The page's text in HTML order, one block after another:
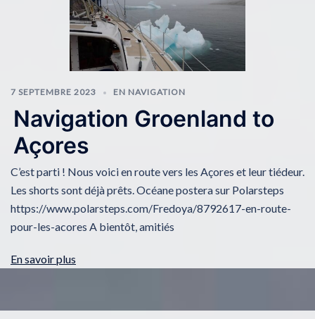
7 SEPTEMBRE 2023 EN NAVIGATION
Navigation Groenland to
Açores
C’est parti ! Nous voici en route vers les Açores et leur tiédeur.
Les shorts sont déjà prêts. Océane postera sur Polarsteps
https://www.polarsteps.com/Fredoya/8792617-en-route-
pour-les-acores A bientôt, amitiés
En savoir plus